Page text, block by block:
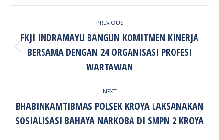
PREVIOUS
Previous
post:
FKJI INDRAMAYU BANGUN KOMITMEN KINERJA
BERSAMA DENGAN 24 ORGANISASI PROFESI
WARTAWAN
NEXT
Next
post:
BHABINKAMTIBMAS POLSEK KROYA LAKSANAKAN
SOSIALISASI BAHAYA NARKOBA DI SMPN 2 KROYA